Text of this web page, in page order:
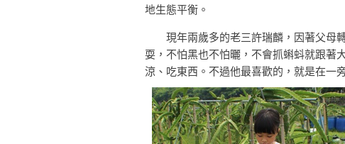
地生態平衡。
現年兩歲多的老三許瑞麟，因著父母轉
耍，不怕黑也不怕曬，不會抓蝌蚪就跟著
涼、吃東西。不過他最喜歡的，就是在一